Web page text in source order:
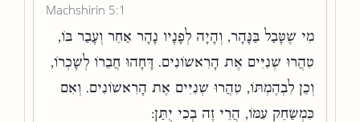
Machshirin 5:1
מִי שֶׁטָּבַל בַּנָּהָר, וְהָיָה לְפָנָיו נָהָר אַחֵר וְעָבַר בּוֹ,
טִהֲרוּ שְׁנִיִּים אֶת הָרִאשׁוֹנִים. דָּחָהוּ חֲבֵרוֹ לְשָׁכְרוֹ,
וְכֵן לִבְהֶמְתּוֹ, טִהֲרוּ שְׁנִיִּים אֶת הָרִאשׁוֹנִים. וְאִם
כִּמְשַׂחֵק עִמּוֹ, הֲרֵי זֶה בְכִי יֻתַּן: